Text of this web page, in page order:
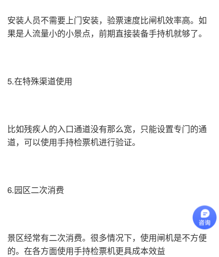
安装人员不需要上门安装，验票速度比闸机效率高。如
果是人流量小的小景点，前期直接装备手持机就够了。
5.在特殊渠道使用
比如残疾人的入口通道没有那么宽，只能设置专门的通
道，可以使用手持检票机进行验证。
6.园区二次消费
景区经常有二次消费。很多情况下，使用闸机是不方便
的。在各方面使用手持检票机更具成本效益